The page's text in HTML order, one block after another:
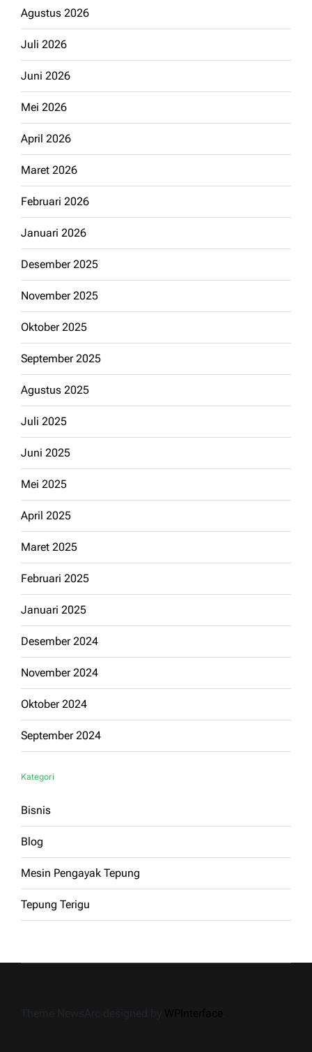
Agustus 2026
Juli 2026
Juni 2026
Mei 2026
April 2026
Maret 2026
Februari 2026
Januari 2026
Desember 2025
November 2025
Oktober 2025
September 2025
Agustus 2025
Juli 2025
Juni 2025
Mei 2025
April 2025
Maret 2025
Februari 2025
Januari 2025
Desember 2024
November 2024
Oktober 2024
September 2024
Kategori
Bisnis
Blog
Mesin Pengayak Tepung
Tepung Terigu